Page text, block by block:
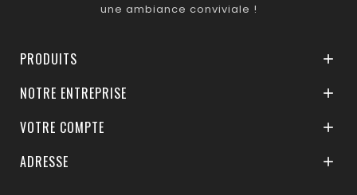
une ambiance conviviale !
PRODUITS 
NOTRE ENTREPRISE 
VOTRE COMPTE 
ADRESSE 